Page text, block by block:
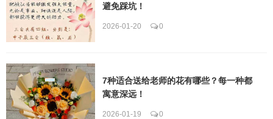
避免踩坑！
2026-01-20 0
7种适合送给老师的花有哪些？每一种都
寓意深远！
2026-01-19 0